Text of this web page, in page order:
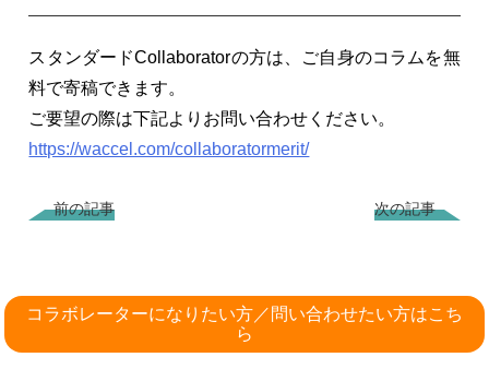
スタンダードCollaboratorの方は、ご自身のコラムを無
料で寄稿できます。
ご要望の際は下記よりお問い合わせください。
https://waccel.com/collaboratormerit/
前の記事 次の記事
コラボレーターになりたい方／問い合わせたい方はこち
ら